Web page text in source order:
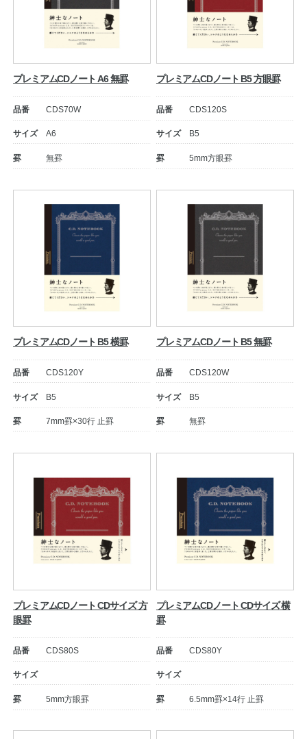
プレミアムCDノート A6 無罫
品番 CDS70W
サイズ A6
罫 無罫
プレミアムCDノート B5 方眼罫
品番 CDS120S
サイズ B5
罫 5mm方眼罫
プレミアムCDノート B5 横罫
品番 CDS120Y
サイズ B5
罫 7mm罫×30行 止罫
プレミアムCDノート B5 無罫
品番 CDS120W
サイズ B5
罫 無罫
プレミアムCDノート CDサイズ 方
眼罫
品番 CDS80S
サイズ
罫 5mm方眼罫
プレミアムCDノート CDサイズ 横
罫
品番 CDS80Y
サイズ
罫 6.5mm罫×14行 止罫